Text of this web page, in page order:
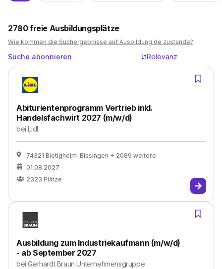
2780freie Ausbildungsplätze
Wie kommen die Suchergebnisse auf Ausbildung.de zustande?
Suche abonnieren Relevanz
Abiturientenprogramm Vertrieb inkl.
Handelsfachwirt 2027 (m/w/d)
beiLidl
74321 Bietigheim-Bissingen + 2089 weitere
01.08.2027
2323 Plätze
Ausbildung zum Industriekaufmann (m/w/d)
- ab September 2027
beiGerhardt Braun Unternehmensgruppe